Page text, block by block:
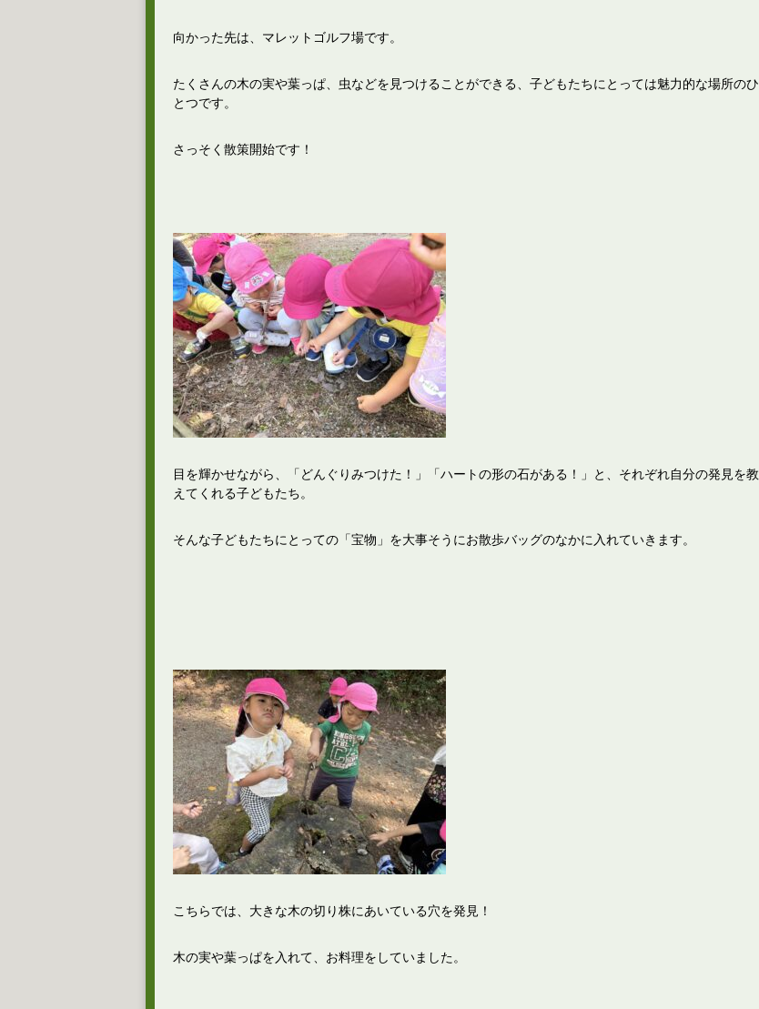
向かった先は、マレットゴルフ場です。
たくさんの木の実や葉っぱ、虫などを見つけることができる、子どもたちにとっては魅力的な場所のひ
とつです。
さっそく散策開始です！
目を輝かせながら、「どんぐりみつけた！」「ハートの形の石がある！」と、それぞれ自分の発見を教
えてくれる子どもたち。
そんな子どもたちにとっての「宝物」を大事そうにお散歩バッグのなかに入れていきます。
こちらでは、大きな木の切り株にあいている穴を発見！
木の実や葉っぱを入れて、お料理をしていました。